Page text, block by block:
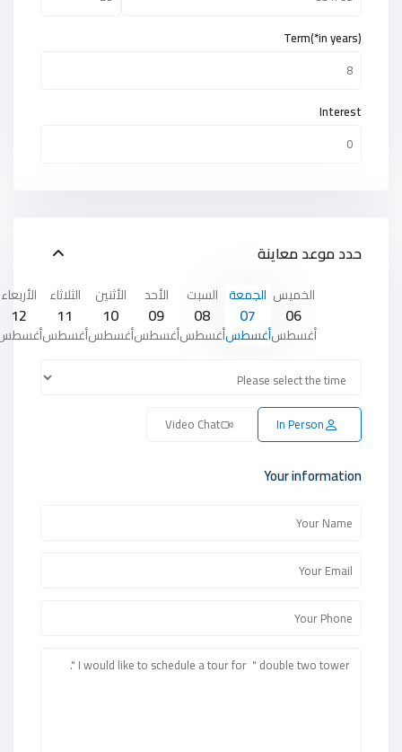
Term(*in years)
Interest
حدد موعد معاينة
الخميس
06
أغسطس
الجمعة
07
أغسطس
السبت
08
أغسطس
الأحد
09
أغسطس
الأثنين
10
أغسطس
الثلاثاء
11
أغسطس
الأربعاء
12
In Person
Video Chat
Your information